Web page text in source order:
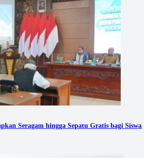
Seragam hingga Sepatu Gratis bagi Siswa